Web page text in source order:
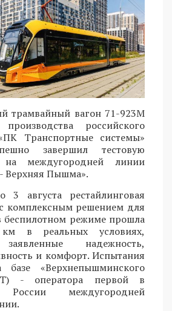
трамвайный вагон 71-923М
российского
Транспортные системы»
завершил тестовую
на междугородней линии
Верхняя Пышма».
августа рестайлинговая
комплексным решением для
беспилотном режиме прошла
в реальных условиях,
надежность,
и комфорт. Испытания
«Верхнепышминского
- оператора первой в
России междугородней